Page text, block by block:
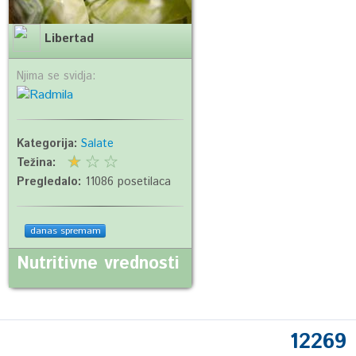
Libertad
Njima se svidja:
Kategorija:Salate
Težina:
Pregledalo: 11086 posetilaca
danas spremam
Nutritivne vrednosti
12269